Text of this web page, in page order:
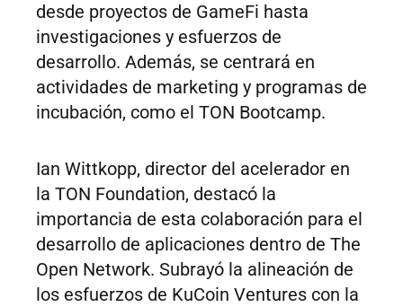
desde proyectos de GameFi hasta
investigaciones y esfuerzos de
desarrollo. Además, se centrará en
actividades de marketing y programas de
incubación, como el TON Bootcamp.
Ian Wittkopp, director del acelerador en
la TON Foundation, destacó la
importancia de esta colaboración para el
desarrollo de aplicaciones dentro de The
Open Network. Subrayó la alineación de
los esfuerzos de KuCoin Ventures con la